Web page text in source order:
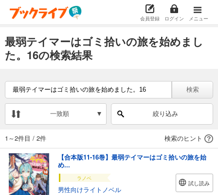
会員登録 ログイン メニュー
最弱テイマーはゴミ拾いの旅を始めまし
た。16の検索結果
検索
一致順 絞り込み
1～2件目 / 2件 検索のヒント
【合本版11-16巻】最弱テイマーはゴミ拾いの旅を始
め...
ラノベ
男性向けライトノベル
試し読み